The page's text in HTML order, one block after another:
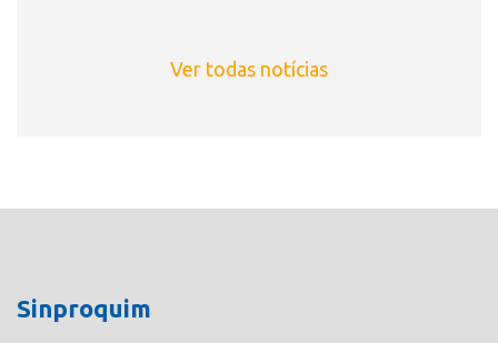
Ver todas notícias
Sinproquim